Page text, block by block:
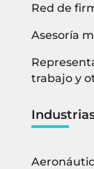
Red de
Asesoría
trabajo y